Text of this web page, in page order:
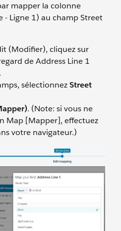
mapper la colonne
- Ligne 1) au champ Street
(Modifier), cliquez sur
de Address Line 1
sélectionnezStreet
. (Note: si vous ne
Map [Mapper], effectuez
votre navigateur.)